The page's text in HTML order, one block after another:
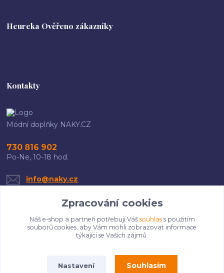
Heureka Ověřeno zákazníky
Kontakty
Módní doplňky NAKY.CZ
730 816 902
Po-Ne, 10-18 hod.
info@naky.cz
Upravit sběr cookies.
Zpracování cookies
Náš e-shop a partneři potřebují Váš souhlass použitím
souborů cookies, aby Vám mohli zobrazovat informace
týkající se Vašich zájmů.
Nastavení Souhlasím